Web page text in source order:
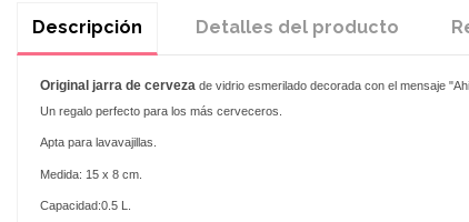
Descripción Detalles del producto
Originaljarra de cerveza de vidrio esmerilado decorada con el mensaje
Un regalo perfecto para los más cerveceros.
Apta para lavavajillas.
Medida: 15 x 8 cm.
Capacidad:0.5 L.